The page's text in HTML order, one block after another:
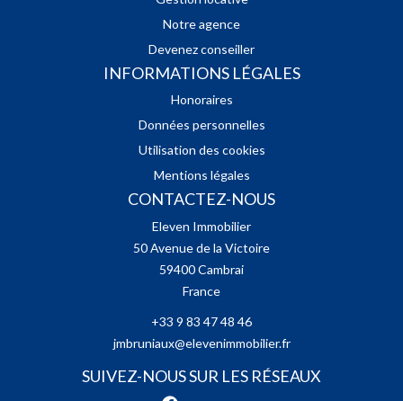
Notre agence
Devenez conseiller
INFORMATIONS LÉGALES
Honoraires
Données personnelles
Utilisation des cookies
Mentions légales
CONTACTEZ-NOUS
Eleven Immobilier
50 Avenue de la Victoire
59400Cambrai
France
+33 9 83 47 48 46
jmbruniaux@elevenimmobilier.fr
SUIVEZ-NOUS SUR LES RÉSEAUX